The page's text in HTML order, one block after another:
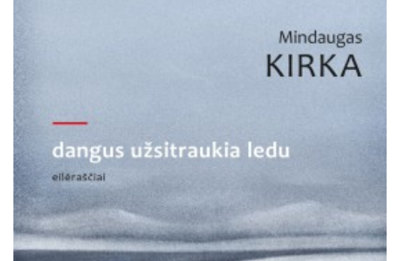
Pirmoji knyga (PK)
Lietuvių literatūros lobynas. XX amžius
Knygos vaikams ir paaugliams
Negrožinė literatūra
El. knygos
Audioknygos